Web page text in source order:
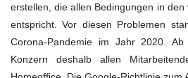
erstellen, die allen Bedingungen in
entspricht. Vor diesen Problemen
Corona-Pandemie im Jahr 2020.
Konzern deshalb allen